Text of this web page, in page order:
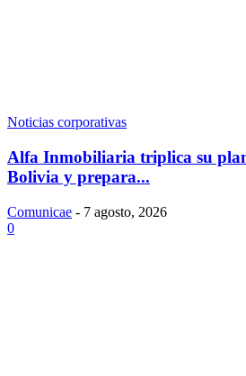
Noticias corporativas
Alfa Inmobiliaria triplica su
Bolivia y prepara...
Comunicae - 7 agosto, 2026
0